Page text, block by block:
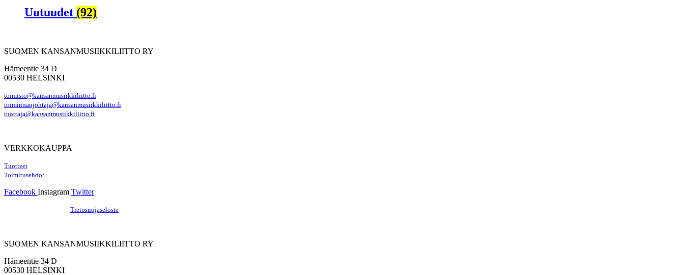
Uutuudet (92)
SUOMEN KANSANMUSIIKKILIITTO RY
Hämeentie 34 D
00530 HELSINKI
toimisto@kansanmusiikkiliitto.fi
toiminnanjohtaja@kansanmusiikkiliitto.fi
tuottaja@kansanmusiikkiliitto.fi
VERKKOKAUPPA
Tuotteet
Toimitusehdot
Facebook Instagram Twitter
Tietosuojaseloste
SUOMEN KANSANMUSIIKKILIITTO RY
Hämeentie 34 D
00530 HELSINKI